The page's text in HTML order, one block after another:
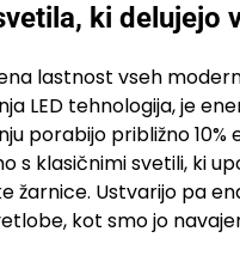
ki delujejo
lastnost vseh
LED tehnologija, je
porabijo približno 10%
s klasičnimi svetili, ki
žarnice. Ustvarijo pa
kot smo jo